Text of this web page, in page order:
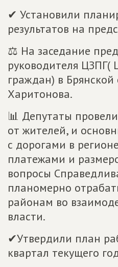
✔ Установили
результатов на
⚖ На заседание
руководителя
граждан) в
Харитонова.
📊 Депутаты
от жителей, и
с дорогами в
платежами и
вопросы
планомерно
районам во
власти.
✔Утвердили план
квартал текущего